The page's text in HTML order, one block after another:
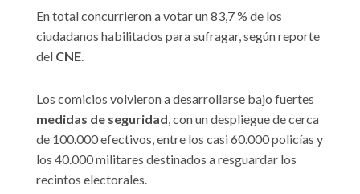
En total concurrieron a votar un 83,7 % de los
ciudadanos habilitados para sufragar, según reporte
del CNE
Los comicios volvieron a desarrollarse bajo fuertes
medidas de seguridad , con un despliegue de cerca
de 100.000 efectivos, entre los casi 60.000 policías y
los 40.000 militares destinados a resguardar los
recintos electorales.